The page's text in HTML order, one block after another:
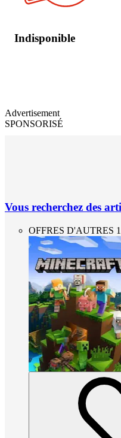
Indisponible
Advertisement
SPONSORISÉ
Vous recherchez des
OFFRES D'AUTRES